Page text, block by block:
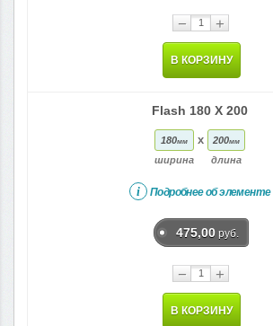
− +
В КОРЗИНУ
Flash 180 X 200
180мм
ширина
x 200мм
длина
i Подробнее об элементе
475,00 руб.
− +
В КОРЗИНУ